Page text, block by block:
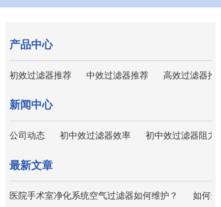
产品中心
初效过滤器推荐 中效过滤器推荐 高效过滤器推
新闻中心
公司动态 初中效过滤器效率 初中效过滤器阻力
最新文章
医院手术室净化系统空气过滤器如何维护？ 如何